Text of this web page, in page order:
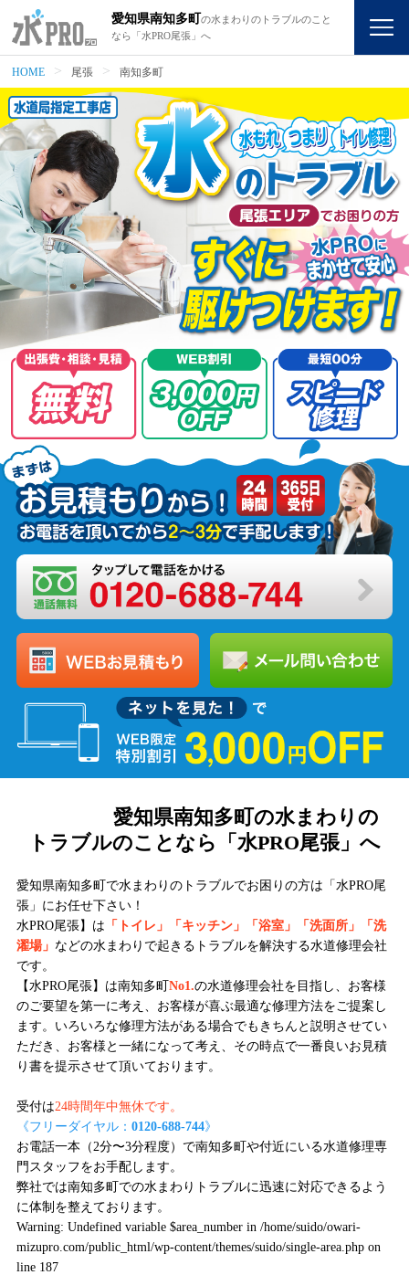
愛知県南知多町の水まわりのトラブルのこと
なら「水PRO尾張」へ
HOME 尾張 南知多町
愛知県南知多町の水まわりの
トラブルのことなら「水PRO尾張」へ
愛知県南知多町で水まわりのトラブルでお困りの方は「水PRO尾
張」にお任せ下さい！
水PRO尾張】は 「トイレ」「キッチン」「浴室」「洗面所」「洗
濯場」 などの水まわりで起きるトラブルを解決する水道修理会社
です。
【水PRO尾張】は南知多町No1.の水道修理会社を目指し、お客様
のご要望を第一に考え、お客様が喜ぶ最適な修理方法をご提案し
ます。いろいろな修理方法がある場合でもきちんと説明させてい
ただき、お客様と一緒になって考え、その時点で一番良いお見積
り書を提示させて頂いております。
受付は24時間年中無休です。
《フリーダイヤル： 0120-688-744》
お電話一本（2分〜3分程度）で南知多町や付近にいる水道修理専
門スタッフをお手配します。
弊社では南知多町での水まわりトラブルに迅速に対応できるよう
に体制を整えております。
Warning: Undefined variable $area_number in /home/suido/owari-
mizupro.com/public_html/wp-content/themes/suido/single-area.phpon
line 187